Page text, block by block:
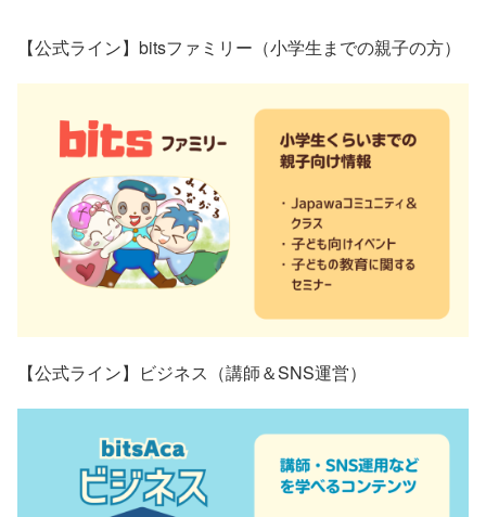
【公式ライン】bitsファミリー（小学生までの親子の方）
【公式ライン】ビジネス（講師＆SNS運営）